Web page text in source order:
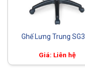
Ghế Lưng Trung
Giá: Liên hệ